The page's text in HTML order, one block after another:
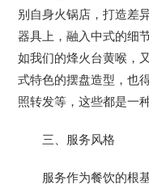
别自身火锅店，打造差
器具上，融入中式的细
如我们的烽火台黄喉，
式特色的摆盘造型，也
照转发等，这些都是一
三、服务风格
服务作为餐饮的根